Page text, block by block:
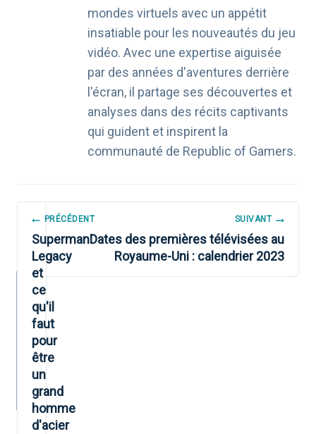
mondes virtuels avec un appétit
insatiable pour les nouveautés du jeu
vidéo. Avec une expertise aiguisée
par des années d'aventures derrière
l'écran, il partage ses découvertes et
analyses dans des récits captivants
qui guident et inspirent la
communauté de Republic of Gamers.
NAVIGATION
DE
L’ARTICLE
PRÉCÉDENT
Superman:
Legacy
et
ce
qu'il
faut
pour
être
un
grand
homme
d'acier
SUIVANT
Dates des premières télévisées au
Royaume-Uni : calendrier 2023